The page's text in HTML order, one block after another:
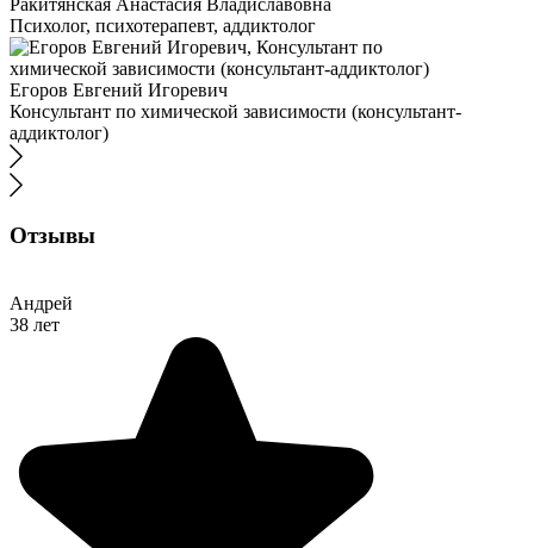
Психолог, психотерапевт, аддиктолог
Егоров Евгений Игоревич
Консультант по химической зависимости (консультант-
аддиктолог)
Отзывы
Андрей
38 лет